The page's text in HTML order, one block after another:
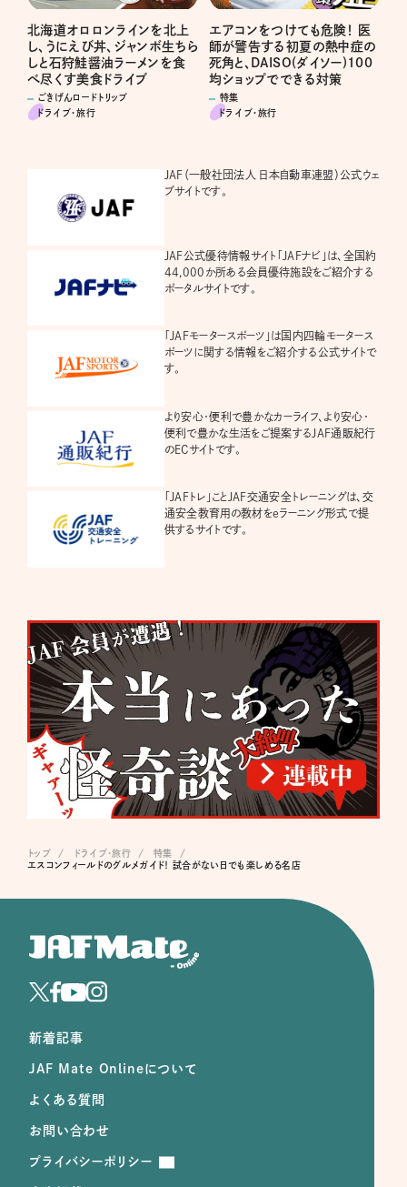
北海道オロロンラインを北上
し、うにえび丼、ジャンボ生ちら
しと石狩鮭醤油ラーメンを食
べ尽くす美食ドライブ
ごきげんロードトリップ
ドライブ･旅行
エアコンをつけても危険！ 医
師が警告する初夏の熱中症の
死角と、DAISO(ダイソー)100
均ショップでできる対策
特集
ドライブ･旅行
JAF（一般社団法人 日本自動車連盟）公式ウェ
ブサイトです。
JAF公式優待情報サイト「JAFナビ」は、全国約
44,000か所ある会員優待施設をご紹介する
ポータルサイトです。
「JAFモータースポーツ」は国内四輪モータース
ポーツに関する情報をご紹介する公式サイトで
す。
より安心・便利で豊かなカーライフ、より安心・
便利で豊かな生活をご提案するJAF通販紀行
のECサイトです。
「JAFトレ」ことJAF交通安全トレーニングは、交
通安全教育用の教材をeラーニング形式で提
供するサイトです。
トップ ドライブ･旅行
特集
エスコンフィールドのグルメガイド！ 試合がない日でも楽しめる名店
新着記事
JAF Mate Onlineについて
よくある質問
お問い合わせ
プライバシーポリシー